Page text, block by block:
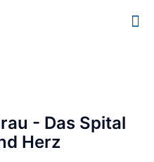
- Das Spital
Herz